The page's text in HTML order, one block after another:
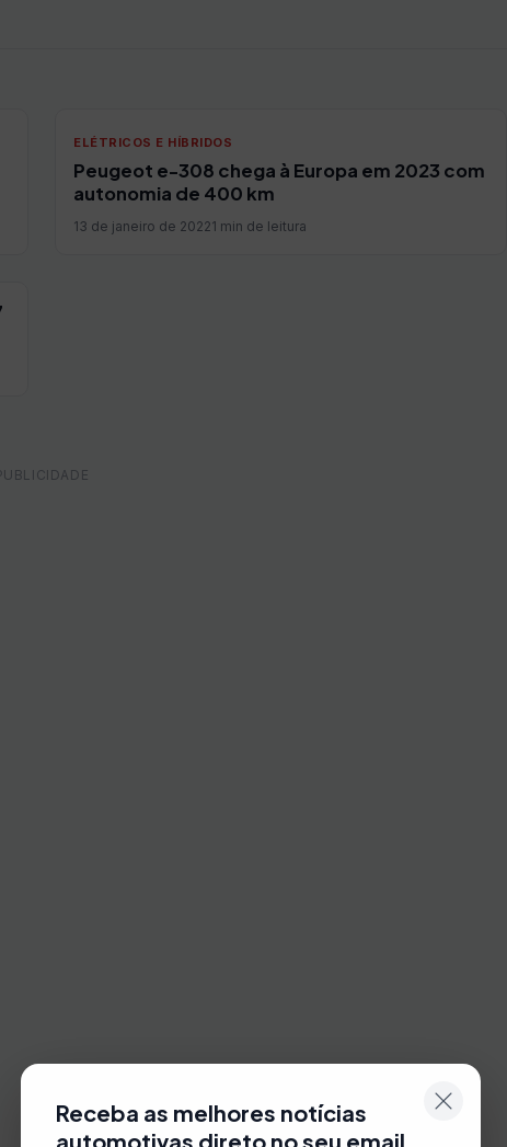
ELÉTRICOS E HÍBRIDOS
Peugeot e-308 chega à Europa em 2023 com
autonomia de 400 km
13 de janeiro de 20221 min de leitura
Receba as melhores notícias
automotivas direto no seu email